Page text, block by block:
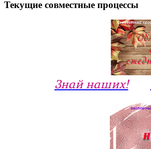
Текущие совместные процессы
Знай наших!